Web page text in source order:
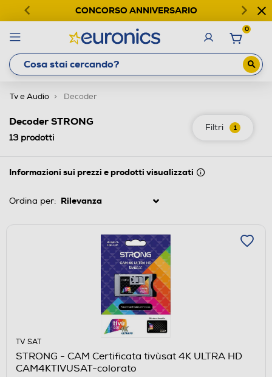
CONCORSO ANNIVERSARIO
0
Tv e Audio Decoder
Filtri 1
Decoder STRONG
13prodotti
Informazioni sui prezzi e prodotti visualizzati
Ordina per:
TV SAT
STRONG - CAM Certificata tivùsat 4K ULTRA HD
CAM4KTIVUSAT-colorato